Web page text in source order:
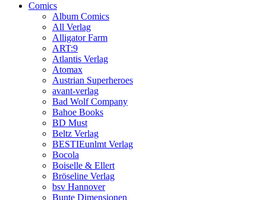
Comics
Album Comics
All Verlag
Alligator Farm
ART:9
Atlantis Verlag
Atomax
Austrian Superheroes
avant-verlag
Bad Wolf Company
Bahoe Books
BD Must
Beltz Verlag
BESTIEunlmt Verlag
Bocola
Boiselle & Ellert
Bröseline Verlag
bsv Hannover
Bunte Dimensionen